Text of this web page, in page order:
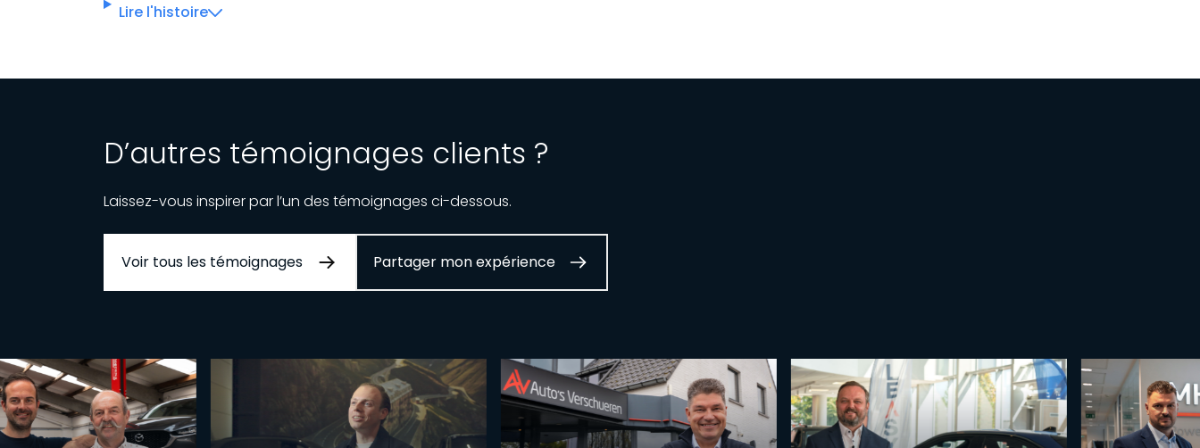
Lire l'histoire
D’autres témoignages clients ?
Laissez-vous inspirer par l’un des témoignages ci-dessous.
Voir tous les témoignages Partager mon expérience